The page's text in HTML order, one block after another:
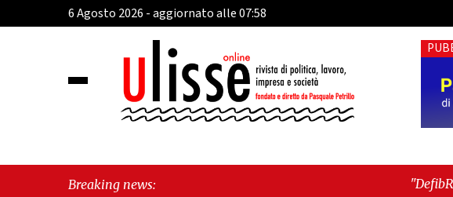
6 Agosto 2026 - aggiornato alle 07:58
Breaking news:
"DefibRider, il motociclista